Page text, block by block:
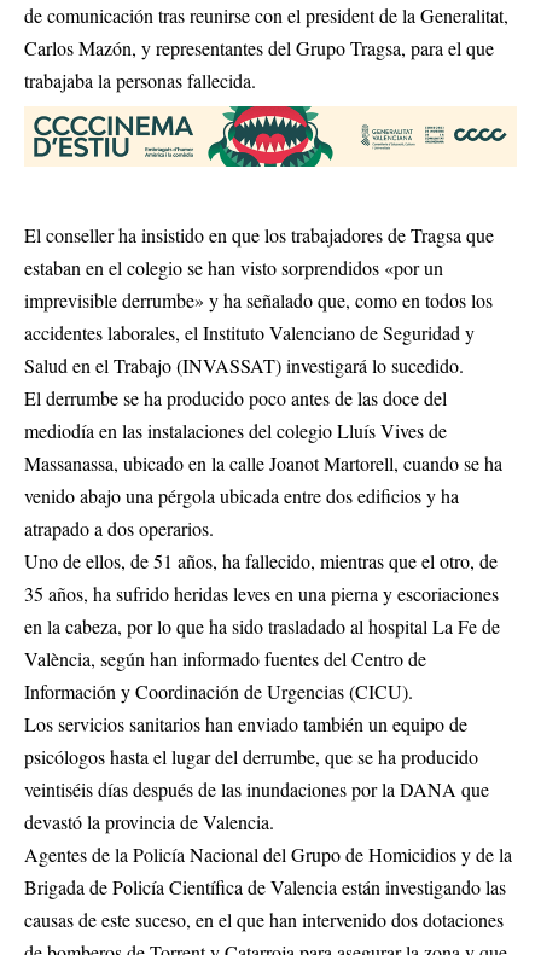
de comunicación tras reunirse con el president de la Generalitat,
Carlos Mazón, y representantes del Grupo Tragsa, para el que
trabajaba la personas fallecida.
El conseller ha insistido en que los trabajadores de Tragsa que
estaban en el colegio se han visto sorprendidos «por un
imprevisible derrumbe» y ha señalado que, como en todos los
accidentes laborales, el Instituto Valenciano de Seguridad y
Salud en el Trabajo (INVASSAT) investigará lo sucedido.
El derrumbe se ha producido poco antes de las doce del
mediodía en las instalaciones del colegio Lluís Vives de
Massanassa, ubicado en la calle Joanot Martorell, cuando se ha
venido abajo una pérgola ubicada entre dos edificios y ha
atrapado a dos operarios.
Uno de ellos, de 51 años, ha fallecido, mientras que el otro, de
35 años, ha sufrido heridas leves en una pierna y escoriaciones
en la cabeza, por lo que ha sido trasladado al hospital La Fe de
València, según han informado fuentes del Centro de
Información y Coordinación de Urgencias (CICU).
Los servicios sanitarios han enviado también un equipo de
psicólogos hasta el lugar del derrumbe, que se ha producido
veintiséis días después de las inundaciones por la DANA que
devastó la provincia de Valencia.
Agentes de la Policía Nacional del Grupo de Homicidios y de la
Brigada de Policía Científica de Valencia están investigando las
causas de este suceso, en el que han intervenido dos dotaciones